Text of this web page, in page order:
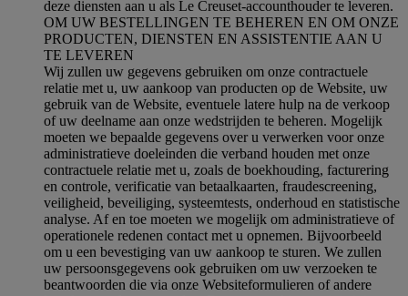
deze diensten aan u als Le Creuset-accounthouder te leveren.
OM UW BESTELLINGEN TE BEHEREN EN OM ONZE
PRODUCTEN, DIENSTEN EN ASSISTENTIE AAN U
TE LEVEREN
Wij zullen uw gegevens gebruiken om onze contractuele
relatie met u, uw aankoop van producten op de Website, uw
gebruik van de Website, eventuele latere hulp na de verkoop
of uw deelname aan onze wedstrijden te beheren. Mogelijk
moeten we bepaalde gegevens over u verwerken voor onze
administratieve doeleinden die verband houden met onze
contractuele relatie met u, zoals de boekhouding, facturering
en controle, verificatie van betaalkaarten, fraudescreening,
veiligheid, beveiliging, systeemtests, onderhoud en statistische
analyse. Af en toe moeten we mogelijk om administratieve of
operationele redenen contact met u opnemen. Bijvoorbeeld
om u een bevestiging van uw aankoop te sturen. We zullen
uw persoonsgegevens ook gebruiken om uw verzoeken te
beantwoorden die via onze Websiteformulieren of andere